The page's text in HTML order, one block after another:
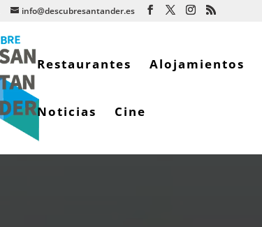
info@descubresantander.es
Restaurantes Alojamientos
Noticias Cine